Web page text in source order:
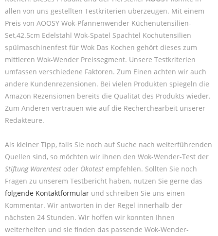
allen von uns gestellten Testkriterien überzeugen. Mit einem
Preis von AOOSY Wok-Pfannenwender Küchenutensilien-
Set,42.5cm Edelstahl Wok-Spatel Spachtel Kochutensilien
spülmaschinenfest für Wok Das Kochen gehört dieses zum
mittleren Wok-Wender Preissegment. Unsere Testkriterien
umfassen verschiedene Faktoren. Zum Einen achten wir auch
andere Kundenrezensionen. Bei vielen Produkten spiegeln die
Amazon Rezensionen bereits die Qualität des Produkts wieder.
Zum Anderen vertrauen wie auf die Recherchearbeit unserer
Redakteure.
Als kleiner Tipp, falls Sie noch auf Suche nach weiterführenden
Quellen sind, so möchten wir ihnen den Wok-Wender-Test der
Stiftung Warentest oder Ökotest empfehlen. Sollten Sie noch
Fragen zu unserem Testbericht haben, nutzen Sie gerne das
folgende Kontaktformular und schreiben Sie uns einen
Kommentar. Wir antworten in der Regel innerhalb der
nächsten 24 Stunden. Wir hoffen wir konnten Ihnen
weiterhelfen und sie finden das passende Wok-Wender-